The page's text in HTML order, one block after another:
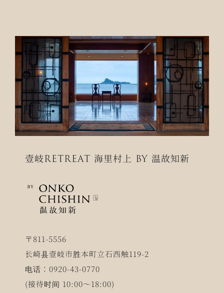
壹岐RETREAT 海里村上 BY 温故知新
〒811-5556
长崎县壹岐市胜本町立石西触119-2
电话：0920-43-0770
(接待时间 10:00～18:00)